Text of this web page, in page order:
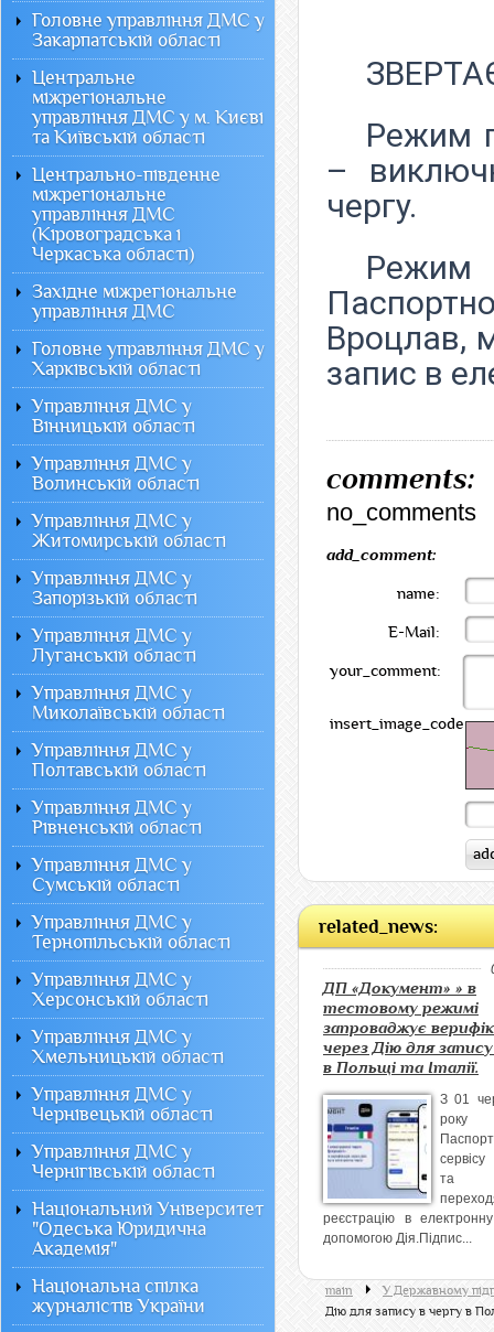
Режим
–
чергу.
Вроцлав,
запис в
comments:
no_comments
add_comment:
name:
E-Mail:
your_comment:
insert_image_code:
related_news:
ДП «Документ» » в
тестовому режимі
запроваджує
через Дію для
в Польщі та Італії.
З 01
року
та
реєстрацію в
допомогою Дія.Підпис...
main
У Державному
Дію для запису в чергу в
Головне управління ДМС у
Закарпатській області
Центральне
міжрегіональне
управління ДМС у м. Києві
та Київській області
Центрально-південне
міжрегіональне
управління ДМС
(Кіровоградська і
Черкаська області)
Західне міжрегіональне
управління ДМС
Головне управління ДМС у
Харківській області
Управління ДМС у
Вінницькій області
Управління ДМС у
Волинській області
Управління ДМС у
Житомирській області
Управління ДМС у
Запорізькій області
Управління ДМС у
Луганській області
Управління ДМС у
Миколаївській області
Управління ДМС у
Полтавській області
Управління ДМС у
Рівненській області
Управління ДМС у
Сумській області
Управління ДМС у
Тернопільській області
Управління ДМС у
Херсонській області
Управління ДМС у
Хмельницькій області
Управління ДМС у
Чернівецькій області
Управління ДМС у
Чернігівській області
Національний Університет
"Одеська Юридична
Академія"
Національна спілка
журналістів України